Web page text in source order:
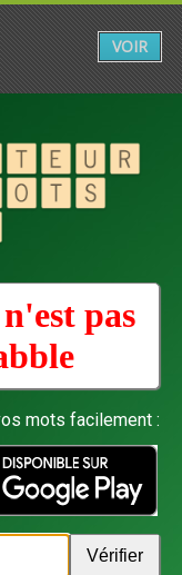
pas
mots facilement :
VOIR